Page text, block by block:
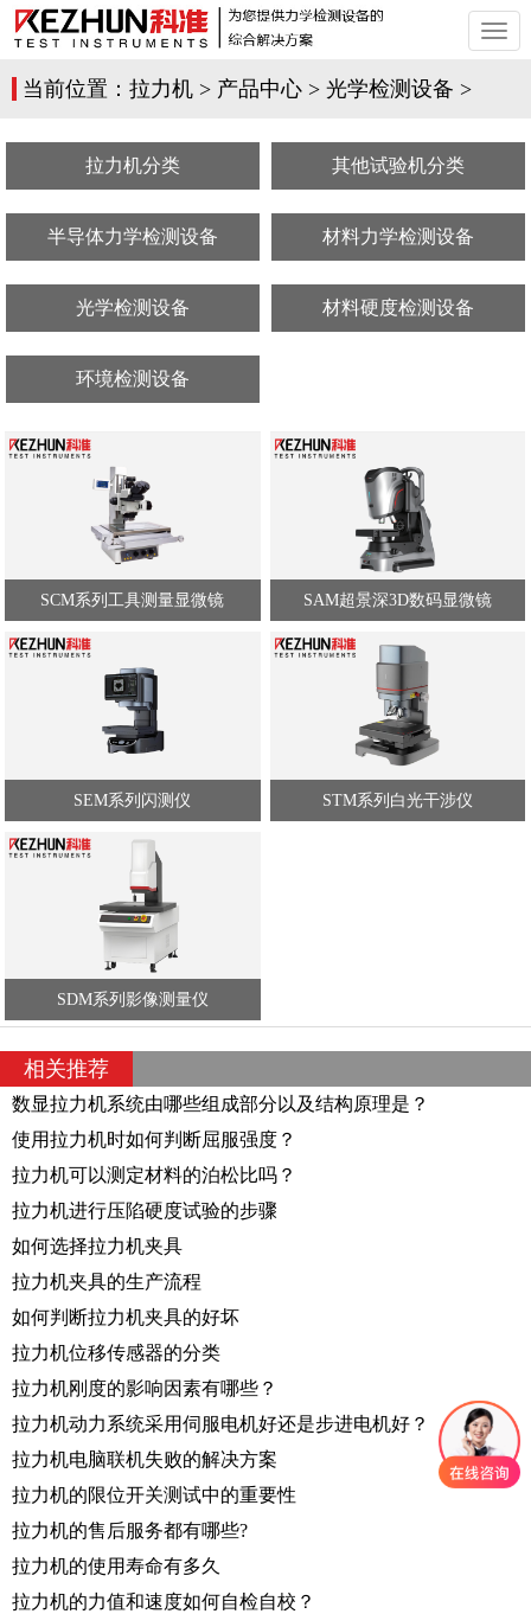
切
换
当前位置： 拉力机 > 产品中心 > 光学检测设备 >
拉力机分类 其他试验机分类
半导体力学检测设备 材料力学检测设备
光学检测设备 材料硬度检测设备
环境检测设备
SCM系列工具测量显微镜 SAM超景深3D数码显微镜
SEM系列闪测仪 STM系列白光干涉仪
SDM系列影像测量仪
相关推荐
数显拉力机系统由哪些组成部分以及结构原理是？
使用拉力机时如何判断屈服强度？
拉力机可以测定材料的泊松比吗？
拉力机进行压陷硬度试验的步骤
如何选择拉力机夹具
拉力机夹具的生产流程
如何判断拉力机夹具的好坏
拉力机位移传感器的分类
拉力机刚度的影响因素有哪些？
拉力机动力系统采用伺服电机好还是步进电机好？
拉力机电脑联机失败的解决方案
拉力机的限位开关测试中的重要性
拉力机的售后服务都有哪些?
拉力机的使用寿命有多久
拉力机的力值和速度如何自检自校？